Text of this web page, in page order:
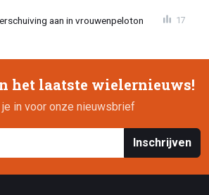
aan in vrouwenpeloton 17
het laatste wielernieuws!
in voor onze nieuwsbrief
Inschrijven